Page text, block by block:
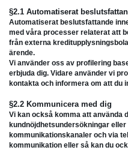
§2.1 Automatiserat
Automatiserat beslutsfattande
med våra processer relaterat att
från externa
ärende.
Vi använder oss av profilering
erbjuda dig. Vidare använder vi
kontakta och informera om att du
§2.2 Kommunicera med dig
Vi kan också komma att använda
kundnöjdhetsundersökningar
kommunikationskanaler och via
kommunikation eller så kan du